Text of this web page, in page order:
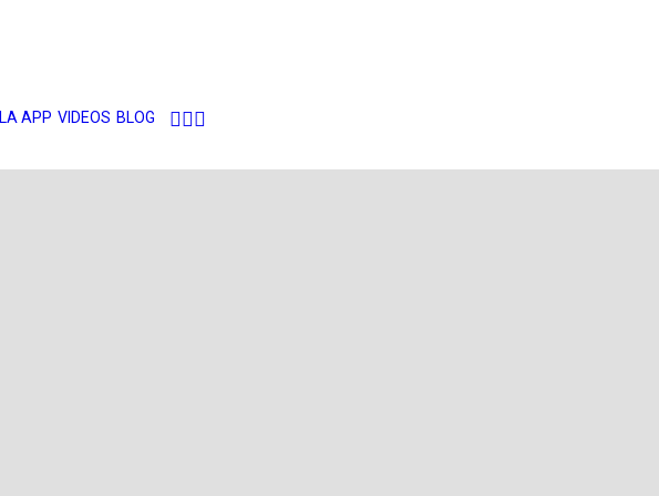
LA APP VIDEOS BLOG